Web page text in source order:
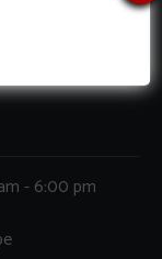
- 6:00 pm